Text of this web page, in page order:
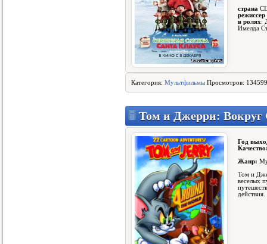
страна
режиссер
в ролях:
Имелда
Категория: Мультфильмы Просмотров:
Том и Джерри: Вокруг
Год
Жанр:
Том и
веселых